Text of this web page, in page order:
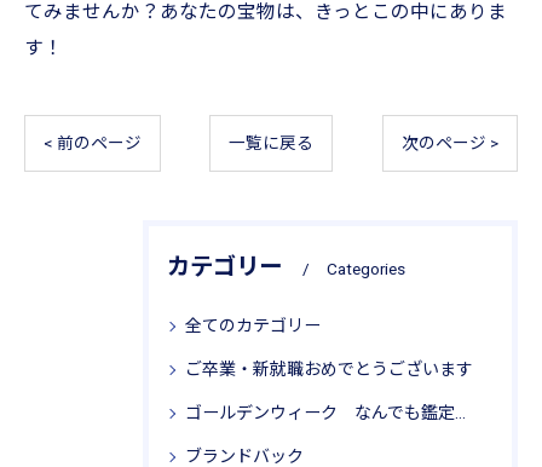
てみませんか？あなたの宝物は、きっとこの中にありま
す！
< 前のページ 一覧に戻る 次のページ >
カテゴリー Categories
全てのカテゴリー
ご卒業・新就職おめでとうございます
ゴールデンウィーク なんでも鑑定局 リサイクル思考
ブランドバック